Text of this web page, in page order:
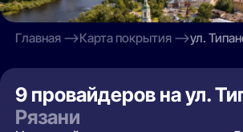
Главная Карта покрытия ул.
9 провайдеров на ул.
Рязани